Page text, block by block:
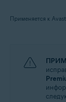
Avast Premium
Avast Free
Операционные